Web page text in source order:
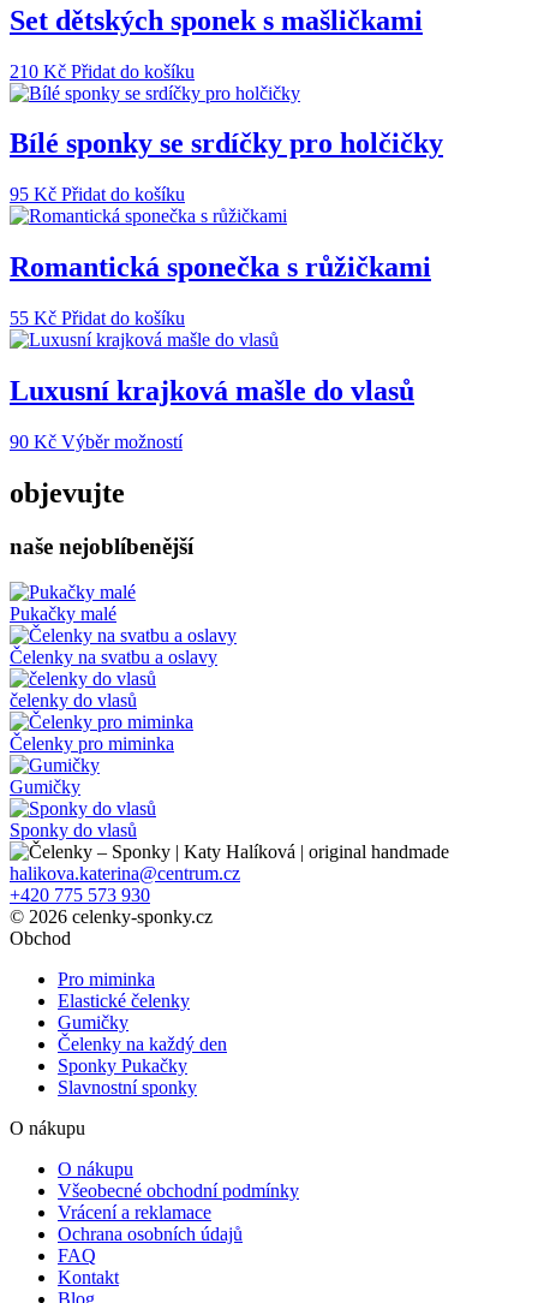
Set dětských sponek s mašličkami
210 Kč Přidat do košíku
Bílé sponky se srdíčky pro holčičky
95 Kč Přidat do košíku
Romantická sponečka s růžičkami
55 Kč Přidat do košíku
Luxusní krajková mašle do vlasů
90 Kč Výběr možnostíTento
Možnosti
stránce
produktu
objevujte
naše nejoblíbenější
Pukačky malé
Čelenky na svatbu a oslavy
čelenky do vlasů
Čelenky pro miminka
Gumičky
Sponky do vlasů
halikova.katerina@centrum.cz
+420 775 573 930
© 2026 celenky-sponky.cz
Obchod
Pro miminka
Elastické čelenky
Gumičky
Čelenky na každý den
Sponky Pukačky
Slavnostní sponky
O nákupu
O nákupu
Všeobecné obchodní podmínky
Vrácení a reklamace
Ochrana osobních údajů
FAQ
Kontakt